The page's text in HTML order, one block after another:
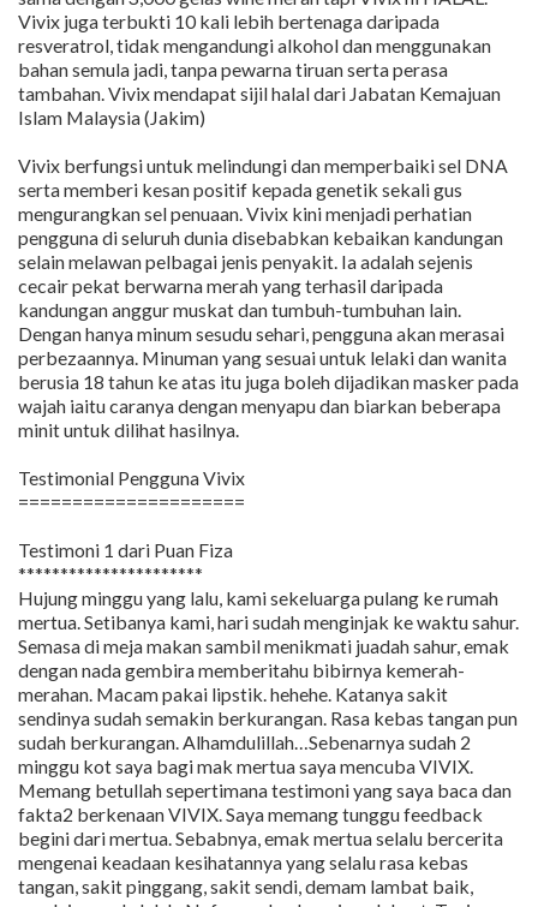
Vivix juga terbukti 10 kali lebih bertenaga daripada
resveratrol, tidak mengandungi alkohol dan menggunakan
bahan semula jadi, tanpa pewarna tiruan serta perasa
tambahan. Vivix mendapat sijil halal dari Jabatan Kemajuan
Islam Malaysia (Jakim)
Vivix berfungsi untuk melindungi dan memperbaiki sel DNA
serta memberi kesan positif kepada genetik sekali gus
mengurangkan sel penuaan. Vivix kini menjadi perhatian
pengguna di seluruh dunia disebabkan kebaikan kandungan
selain melawan pelbagai jenis penyakit. Ia adalah sejenis
cecair pekat berwarna merah yang terhasil daripada
kandungan anggur muskat dan tumbuh-tumbuhan lain.
Dengan hanya minum sesudu sehari, pengguna akan merasai
perbezaannya. Minuman yang sesuai untuk lelaki dan wanita
berusia 18 tahun ke atas itu juga boleh dijadikan masker pada
wajah iaitu caranya dengan menyapu dan biarkan beberapa
minit untuk dilihat hasilnya.
Testimonial Pengguna Vivix
=====================
Testimoni 1 dari Puan Fiza
**********************
Hujung minggu yang lalu, kami sekeluarga pulang ke rumah
mertua. Setibanya kami, hari sudah menginjak ke waktu sahur.
Semasa di meja makan sambil menikmati juadah sahur, emak
dengan nada gembira memberitahu bibirnya kemerah-
merahan. Macam pakai lipstik. hehehe. Katanya sakit
sendinya sudah semakin berkurangan. Rasa kebas tangan pun
sudah berkurangan. Alhamdulillah…Sebenarnya sudah 2
minggu kot saya bagi mak mertua saya mencuba VIVIX.
Memang betullah sepertimana testimoni yang saya baca dan
fakta2 berkenaan VIVIX. Saya memang tunggu feedback
begini dari mertua. Sebabnya, emak mertua selalu bercerita
mengenai keadaan kesihatannya yang selalu rasa kebas
tangan, sakit pinggang, sakit sendi, demam lambat baik,